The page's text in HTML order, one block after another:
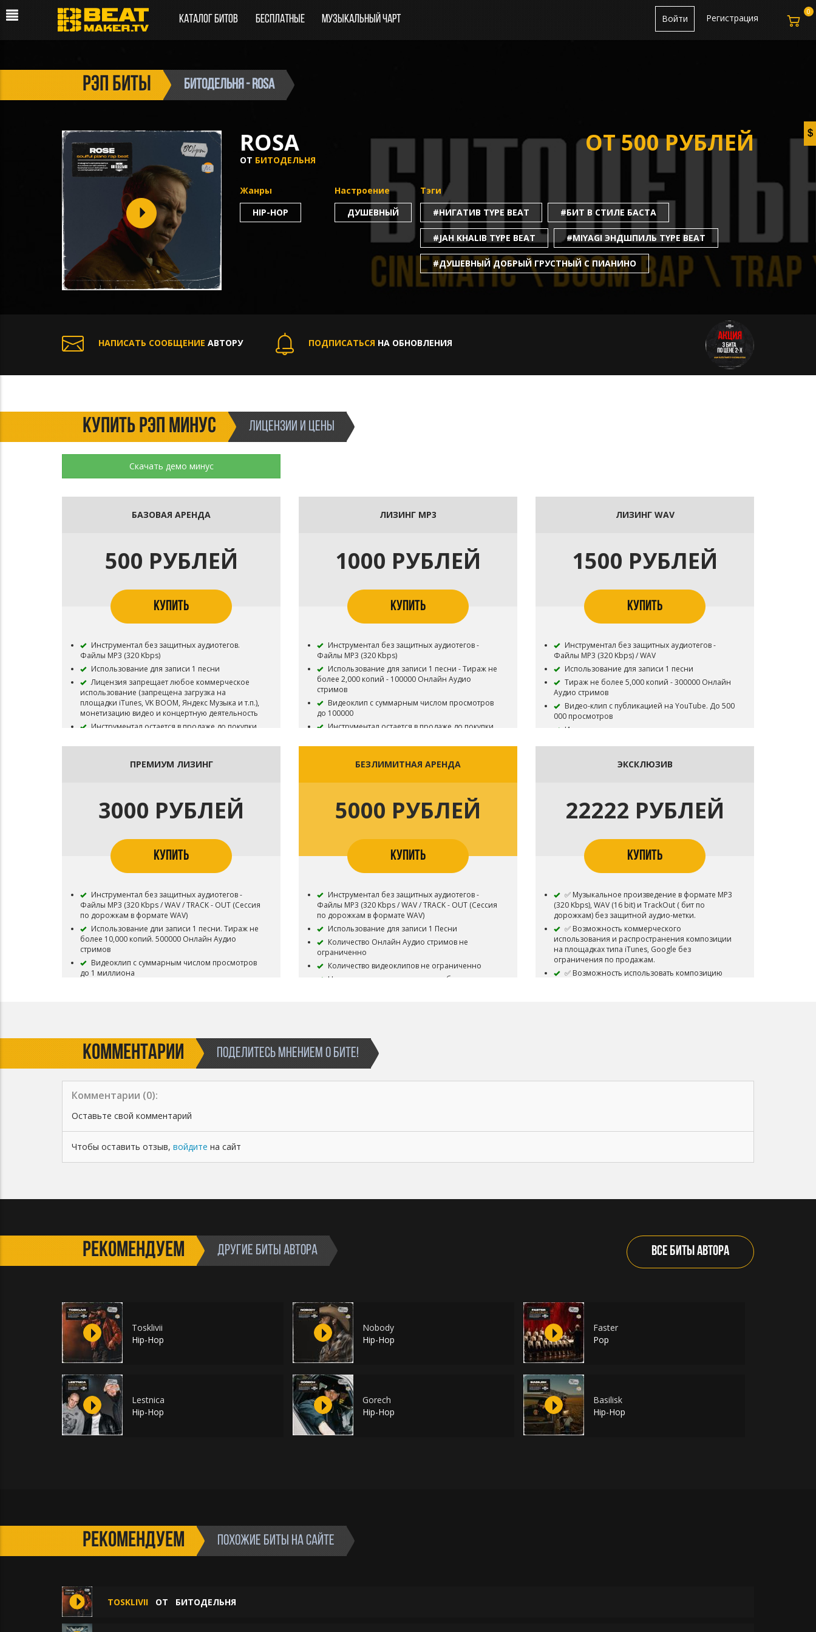
Каталог битов Бесплатные Музыкальный чарт Регистрация
Войти
рэп биты БИТОДЕЛЬНЯ - Rosa
ROSA
ОТ БИТОДЕЛЬНЯ
ОТ 500 РУБЛЕЙ
Жанры
HIP-HOP
Настроение
ДУШЕВНЫЙ
Тэги
#НИГАТИВ TYPE BEAT
#БИТ В СТИЛЕ БАСТА
#JAH KHALIB TYPE BEAT #MIYAGI ЭНДШПИЛЬ TYPE BEAT
#ДУШЕВНЫЙ ДОБРЫЙ ГРУСТНЫЙ С ПИАНИНО
НАПИСАТЬ СООБЩЕНИЕ АВТОРУ ПОДПИСАТЬСЯ НА ОБНОВЛЕНИЯ
КУПИТЬ РЭП МИНУС ЛИЦЕНЗИИ И ЦЕНЫ
Скачать демо минус
БАЗОВАЯ АРЕНДА
500 РУБЛЕЙ
КУПИТЬ
Инструментал без защитных аудиотегов.
Файлы MP3 (320 Kbps)
Использование для записи 1 песни
Лицензия запрещает любое коммерческое
использование (запрещена загрузка на
площадки iTunes, VK BOOM, Яндекс Музыка и т.п.),
монетизацию видео и концертную деятельность
Инструментал остается в продаже до покупки
Публикация на площадку BOOM и в систему
Content ID запрещена
соглашаетесь с условиями пользования.
ЛИЗИНГ MP3
1000 РУБЛЕЙ
КУПИТЬ
Инструментал без защитных аудиотегов -
Файлы MP3 (320 Kbps)
Использование для записи 1 песни - Тираж не
более 2,000 копий - 100000 Онлайн Аудио
стримов
Видеоклип с суммарным числом просмотров
до 100000
Инструментал остается в продаже до покупки
сохраняются за Битодельня - В названии трека
совместный то и второго битмейкера
Публикация на площадку BOOM и в систему
Приобретая данный тип лицензии Вы
соглашаетесь с условиями пользования.
ЛИЗИНГ WAV
1500 РУБЛЕЙ
КУПИТЬ
Инструментал без защитных аудиотегов -
Файлы MP3 (320 Kbps) / WAV
Использование для записи 1 песни
Тираж не более 5,000 копий - 300000 Онлайн
Аудио стримов
Видео-клип с публикацией на YouTube. До 500
000 просмотров
Инструментал остается в продаже до покупки
Публикация на площадку BOOM и в систему
Content ID запрещена
соглашаетесь с условиями пользования.
ПРЕМИУМ ЛИЗИНГ
3000 РУБЛЕЙ
КУПИТЬ
Инструментал без защитных аудиотегов -
Файлы MP3 (320 Kbps / WAV / TRACK - OUT (Сессия
по дорожкам в формате WAV)
Использование дли записи 1 песни. Тираж не
более 10,000 копий. 500000 Онлайн Аудио
стримов
Видеоклип с суммарным числом просмотров
до 1 миллиона
Битодельня) Если бит совместный то и второго
битмейкера
Регистрация в системе Content ID запрещена
Приобретая данный тип лицензии Вы
соглашаетесь с условиями пользования.
БЕЗЛИМИТНАЯ АРЕНДА
5000 РУБЛЕЙ
КУПИТЬ
Инструментал без защитных аудиотегов -
Файлы MP3 (320 Kbps / WAV / TRACK - OUT (Сессия
по дорожкам в формате WAV)
Использование для записи 1 Песни
Количество Онлайн Аудио стримов не
ограниченно
Количество видеоклипов не ограниченно
Не ограниченное количество публичных
Битодельня
Приобретая данный тип лицензии Вы
соглашаетесь с условиями пользования.
ЭКСКЛЮЗИВ
22222 РУБЛЕЙ
КУПИТЬ
✅ Музыкальное произведение в формате MP3
(320 Kbps), WAV (16 bit) и TrackOut ( бит по
дорожкам) без защитной аудио-метки.
✅ Возможность коммерческого
использования и распространения композиции
на площадках типа iTunes, Google без
ограничения по продажам.
✅ Возможность использовать композицию
КОММЕНТАРИИ ПОДЕЛИТЕСЬ МНЕНИЕМ О БИТЕ!
Комментарии (0):
Оставьте свой комментарий
Чтобы оставить отзыв, войдите на сайт
РЕКОМЕНДУЕМ ДРУГИЕ БИТЫ АВТОРА ВСЕ БИТЫ АВТОРА
Tosklivii
Hip-Hop
Nobody
Hip-Hop
Faster
Pop
Lestnica
Hip-Hop
Gorech
Hip-Hop
Basilisk
Hip-Hop
РЕКОМЕНДУЕМ ПОХОЖИЕ БИТЫ НА САЙТЕ
TOSKLIVII ОТ БИТОДЕЛЬНЯ
0